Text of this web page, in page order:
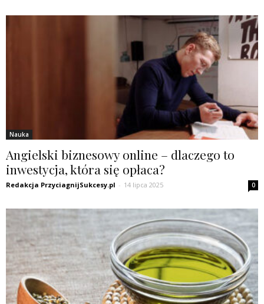
Nauka
Angielski biznesowy online – dlaczego to
inwestycja, która się opłaca?
Redakcja PrzyciagnijSukcesy.pl - 14 lipca 2025 0